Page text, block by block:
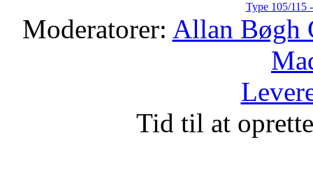
Type 105/115
Moderatorer: Allan Bøgh
Tid til at